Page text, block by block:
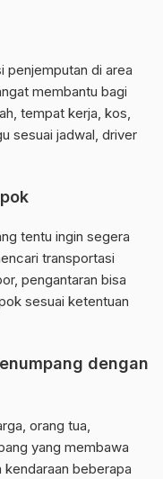
penjemputan di area
membantu bagi
tempat kerja, kos,
sesuai jadwal, driver
tentu ingin segera
transportasi
pengantaran bisa
sesuai ketentuan
dengan
orang tua,
yang membawa
kendaraan beberapa